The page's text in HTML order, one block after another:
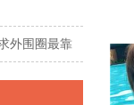
外围圈最靠